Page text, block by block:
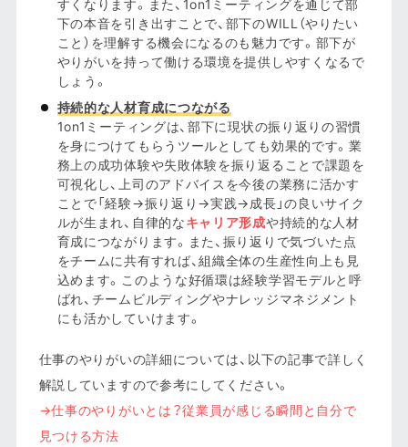
下の本音を引き出すことで、部下のWILL（やりたい
こと）を理解する機会になるのも魅力です。部下が
やりがいを持って働ける環境を提供しやすくなるで
しょう。
持続的な人材育成につながる
1on1ミーティングは、部下に現状の振り返りの習慣
を身につけてもらうツールとしても効果的です。業
務上の成功体験や失敗体験を振り返ることで課題を
可視化し、上司のアドバイスを今後の業務に活かす
ことで「経験→振り返り→実践→成長」の良いサイク
ルが生まれ、自律的なキャリア形成や持続的な人材
育成につながります。また、振り返りで気づいた点
をチームに共有すれば、組織全体の生産性向上も見
込めます。このような好循環は経験学習モデルと呼
ばれ、チームビルディングやナレッジマネジメント
にも活かしていけます。
仕事のやりがいの詳細については、以下の記事で詳しく
解説していますので参考にしてください。
→仕事のやりがいとは？従業員が感じる瞬間と自分で
見つける方法